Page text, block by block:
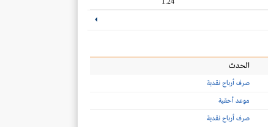
الحدث
صرف أرباح نقدية
موعد أحقية
صرف أرباح نقدية